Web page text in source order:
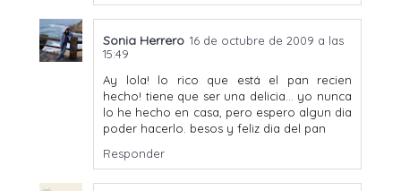
Sonia Herrero 16 de octubre de 2009 a las
15:49
Ay lola! lo rico que está el pan recien
hecho! tiene que ser una delicia... yo nunca
lo he hecho en casa, pero espero algun dia
poder hacerlo. besos y feliz dia del pan
Responder